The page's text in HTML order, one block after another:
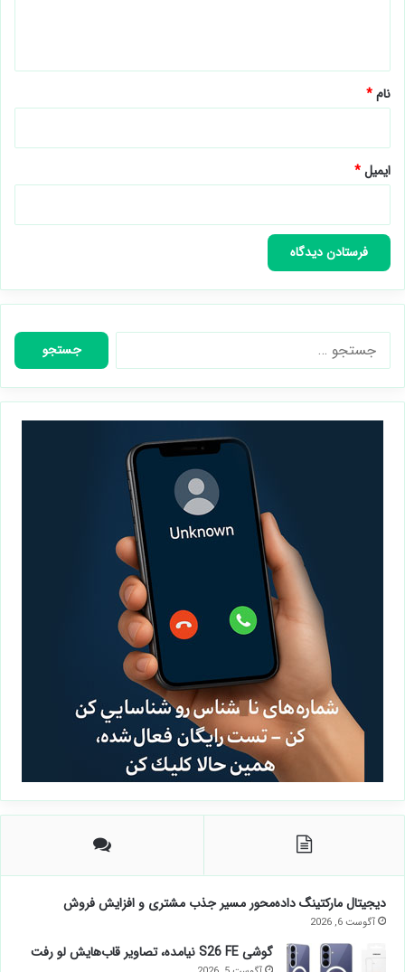
نام*
ایمیل*
جستجو
برای:
دیجیتال مارکتینگ داده‌محور مسیر جذب مشتری و افزایش فروش
آگوست 6, 2026
گوشی S26 FE نیامده، تصاویر قاب‌هایش لو رفت